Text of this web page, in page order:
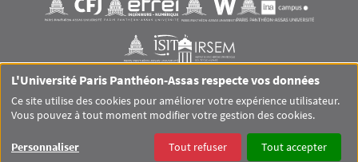
Visuel svgVisuel svg
RS footer
GLOSSAIRE
MENTIONS LÉGALES
DONNÉES PERSONNELLES
ACCESSIBILITÉ
L'Université Paris Panthéon-Assas respecte vos données
Ce site utilise des cookies pour améliorer votre expérience utilisateur.
Vous pouvez à tout moment modifier votre gestion des cookies.
Personnaliser Tout refuser Tout accepter